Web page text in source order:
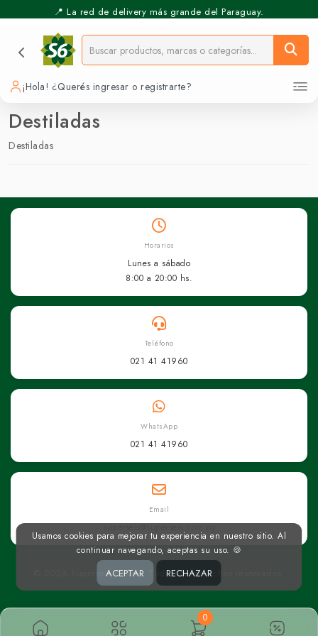
📍 La red de delivery más grande del Paraguay.
¡Hola! ¿Querés ingresar o registrarte?
Destiladas
Destiladas
0
Horarios
Lunes a sábado
8:00 a 20:00 hs.
Teléfono
021 41 41960
WhatsApp
021 41 41960
Email
superseis@superseis.com.py
© 2026 Superseis Online. Todos los derechos reservados.
Usamos cookies para mejorar tu experiencia en nuestro sitio. Al
continuar navegando, aceptas su uso. 🍪
ACEPTAR RECHAZAR